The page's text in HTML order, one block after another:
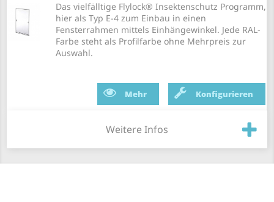
Das vielfälltige Flylock® Insektenschutz Programm,
hier als Typ E-4 zum Einbau in einen
Fensterrahmen mittels Einhängewinkel. Jede RAL-
Farbe steht als Profilfarbe ohne Mehrpreis zur
Auswahl.
Mehr Konfigurieren
Weitere Infos